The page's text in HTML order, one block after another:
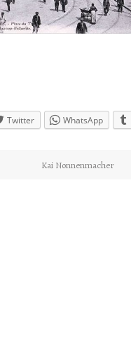
Twitter WhatsApp
Kai Nonnenmacher